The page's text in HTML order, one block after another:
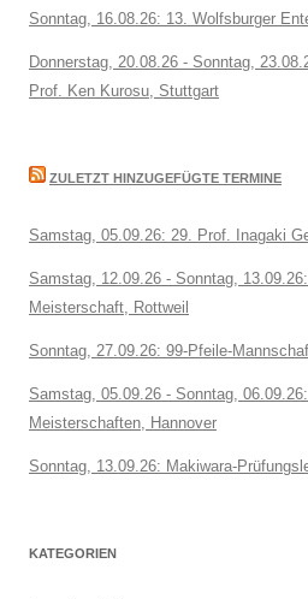
Sonntag, 16.08.26: 13. Wolfsburger
Donnerstag, 20.08.26 - Sonntag,
Prof. Ken Kurosu, Stuttgart
ZULETZT HINZUGEFÜGTE TERMINE
Samstag, 05.09.26: 29. Prof. Inagaki
Samstag, 12.09.26 - Sonntag,
Meisterschaft, Rottweil
Sonntag, 27.09.26: 99-Pfeile-
Samstag, 05.09.26 - Sonntag,
Meisterschaften, Hannover
Sonntag, 13.09.26: Makiwara-
KATEGORIEN